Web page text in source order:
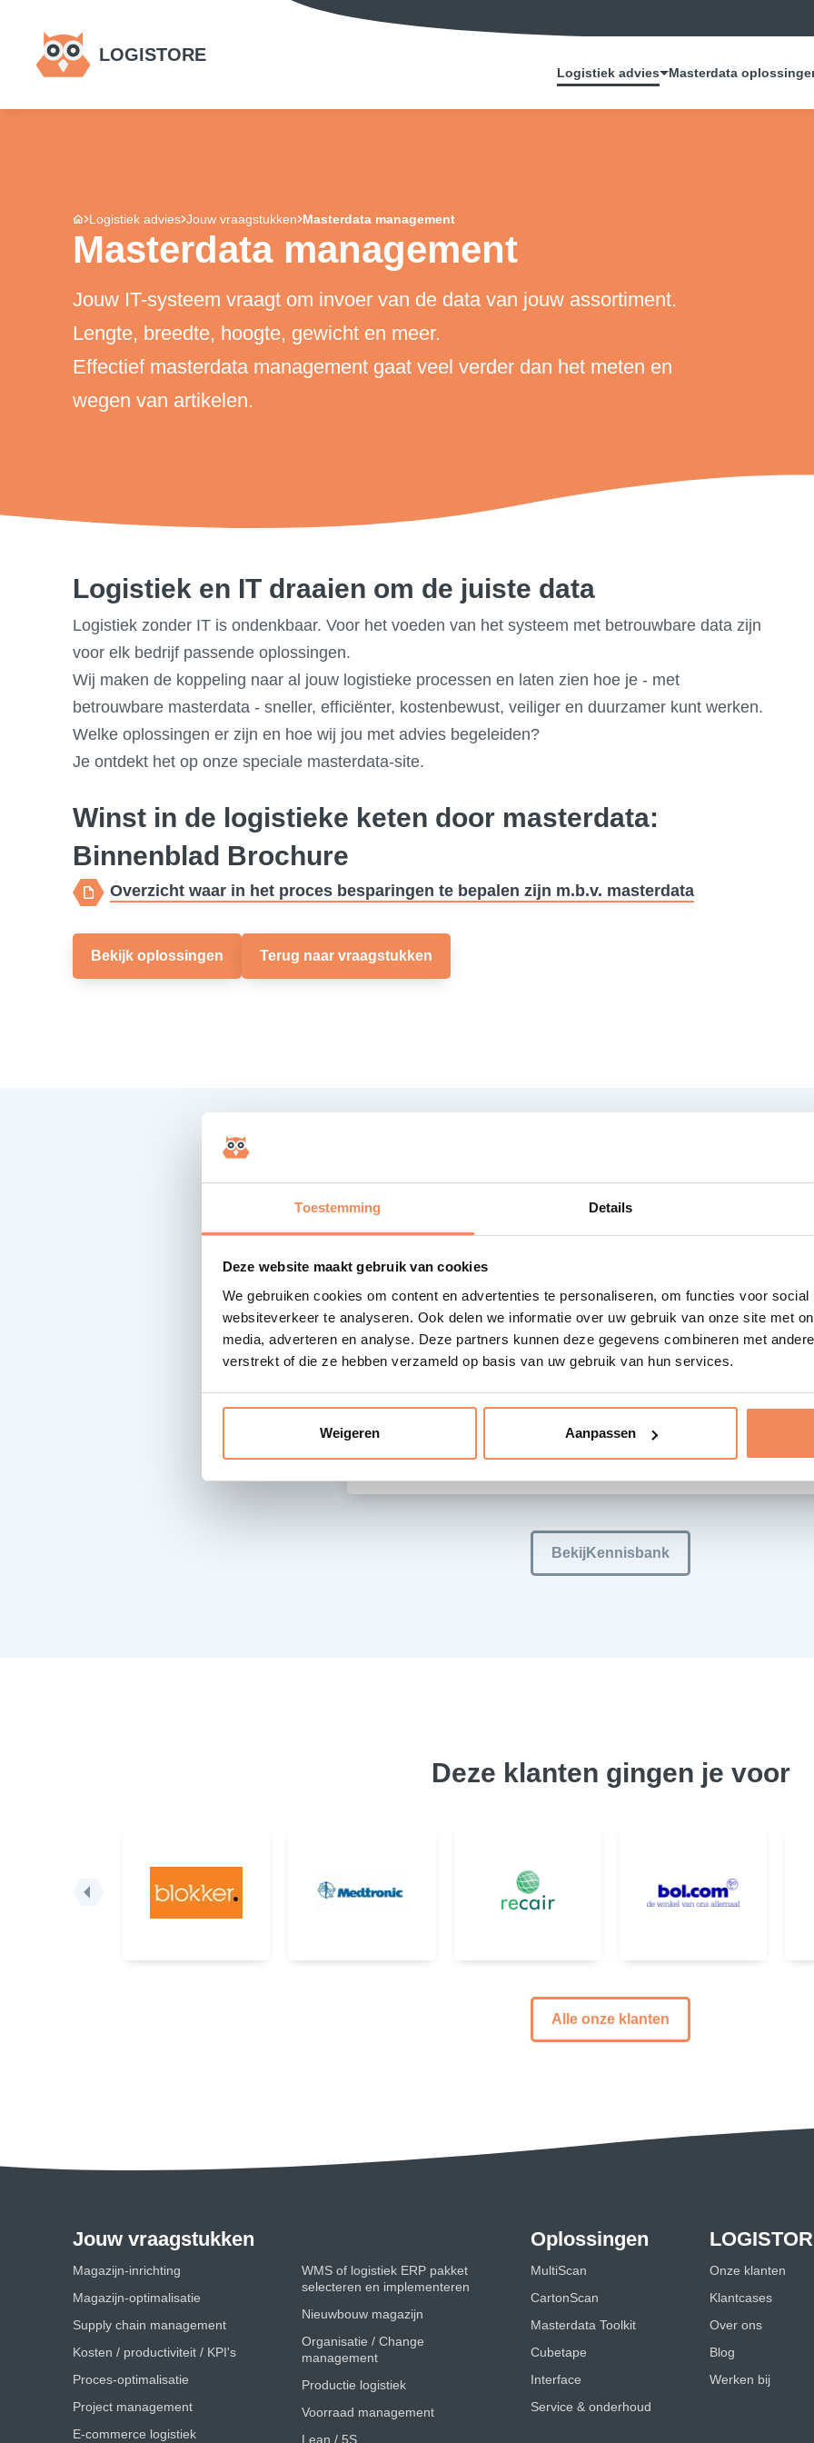
Toestemming Details
Deze website maakt gebruik van cookies
We gebruiken cookies om content en advertenties te personaliseren, om functies voor
websiteverkeer te analyseren. Ook delen we informatie over uw gebruik van onze site met
media, adverteren en analyse. Deze partners kunnen deze gegevens combineren met
verstrekt of die ze hebben verzameld op basis van uw gebruik van hun services.
Weigeren Aanpassen
LOGISTORE
Logistiek advies Masterdata
Logistiek advies Jouw vraagstukken Masterdata management
Masterdata management
Jouw IT-systeem vraagt om invoer van de data van jouw assortiment.
Lengte, breedte, hoogte, gewicht en meer.
Effectief masterdata management gaat veel verder dan het meten en
wegen van artikelen.
Logistiek en IT draaien om de juiste data
Logistiek zonder IT is ondenkbaar. Voor het voeden van het systeem met betrouwbare data zijn
voor elk bedrijf passende oplossingen.
Wij maken de koppeling naar al jouw logistieke processen en laten zien hoe je - met
betrouwbare masterdata - sneller, efficiënter, kostenbewust, veiliger en duurzamer kunt werken.
Welke oplossingen er zijn en hoe wij jou met advies begeleiden?
Je ontdekt het op onze speciale masterdata-site.
Winst in de logistieke keten door masterdata:
Binnenblad Brochure
Overzicht waar in het proces besparingen te bepalen zijn m.b.v. masterdata
Bekijk oplossingen Terug naar vraagstukken
Mogelijk ook interessant
Wat zijn masterdata?
Masterdata, artikelstamdata, stamdata of volumetrics: allemaal
BekijKennisbank
Deze klanten gingen je voor
Alle onze klanten
Jouw vraagstukken
Magazijn-inrichting
Magazijn-optimalisatie
Supply chain management
Kosten / productiviteit / KPI's
Proces-optimalisatie
Project management
E-commerce logistiek
WMS of logistiek ERP pakket
selecteren en implementeren
Nieuwbouw magazijn
Organisatie / Change
management
Productie logistiek
Voorraad management
Lean / 5S
Oplossingen
MultiScan
CartonScan
Masterdata Toolkit
Cubetape
Interface
Service & onderhoud
Onze klanten
Klantcases
Over ons
Blog
Werken bij